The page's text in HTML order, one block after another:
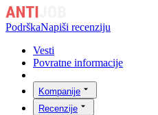
PodrškaNapiši recenziju
Vesti
Povratne informacije
Kompanije
Recenzije